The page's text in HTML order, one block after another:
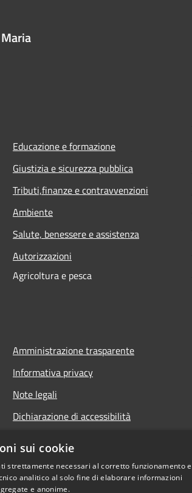
Educazione e formazione
Giustizia e sicurezza pubblica
Tributi,finanze e contravvenzioni
Ambiente
Salute, benessere e assistenza
Autorizzazioni
Agricoltura e pesca
Amministrazione trasparente
Informativa privacy
Note legali
Dichiarazione di accessibilità
sui cookie
strettamente necessari al corretto funzionamento e
analitico al solo fine di elaborare informazioni
e anonime.